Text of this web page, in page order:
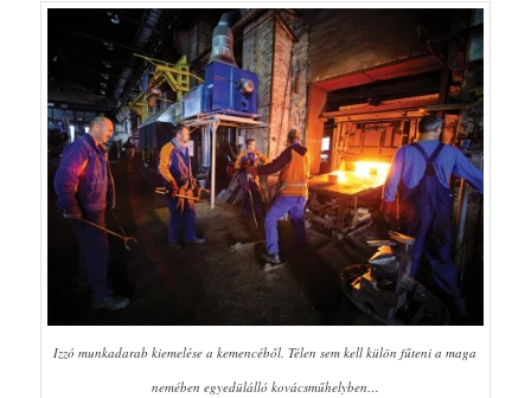
Izzó munkadarab kiemelése a kemencéből. Télen sem kell külön fűteni a maga
nemében egyedülálló kovácsműhelyben…